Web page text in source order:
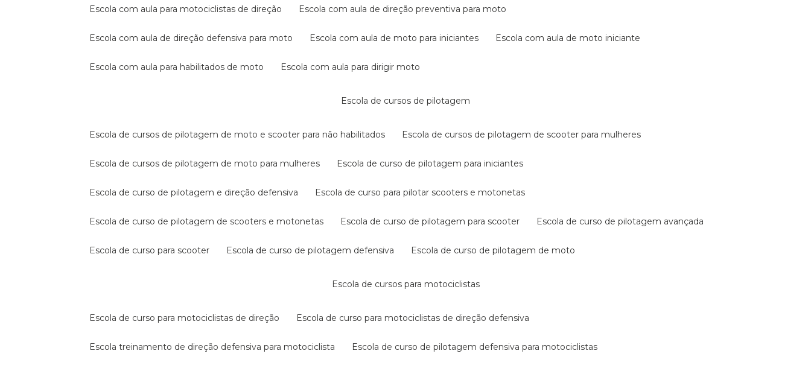
escola com aula para motociclistas de direção escola com aula de direção preventiva para moto
escola com aula de direção defensiva para moto escola com aula de moto para iniciantes escola com aula de moto iniciante
escola com aula para habilitados de moto escola com aula para dirigir moto
escola de cursos de pilotagem
escola de cursos de pilotagem de moto e scooter para não habilitados escola de cursos de pilotagem de scooter para mulheres
escola de cursos de pilotagem de moto para mulheres escola de curso de pilotagem para iniciantes
escola de curso de pilotagem e direção defensiva escola de curso para pilotar scooters e motonetas
escola de curso de pilotagem de scooters e motonetas escola de curso de pilotagem para scooter escola de curso de pilotagem avançada
escola de curso para scooter escola de curso de pilotagem defensiva escola de curso de pilotagem de moto
escola de cursos para motociclistas
escola de curso para motociclistas de direção escola de curso para motociclistas de direção defensiva
escola treinamento de direção defensiva para motociclista escola de curso de pilotagem defensiva para motociclistas